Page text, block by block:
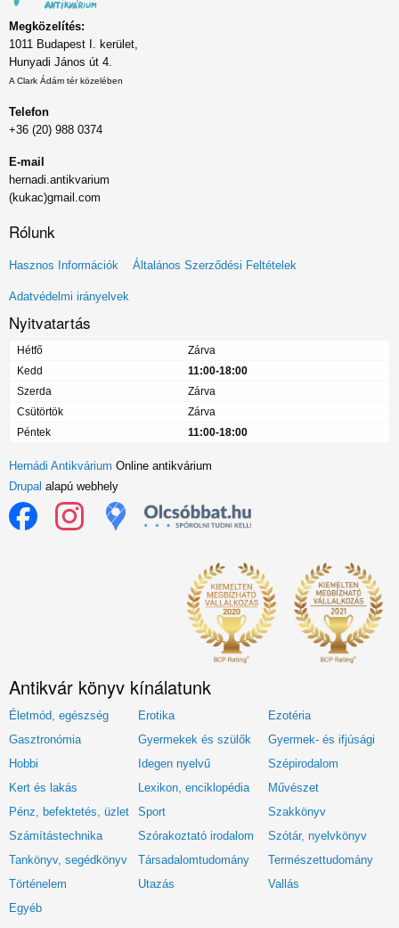
Megközelítés:
1011 Budapest I. kerület,
Hunyadi János út 4.
A Clark Ádám tér közelében
Telefon
+36 (20) 988 0374
E-mail
hernadi.antikvarium
(kukac)gmail.com
Rólunk
Lábléc
menü
Hasznos Információk Általános Szerződési Feltételek
Adatvédelmi irányelvek
Nyitvatartás
Hétfő
Zárva
Kedd
11:00-18:00
Szerda
Zárva
Csütörtök
Zárva
Péntek
11:00-18:00
Hernádi Antikvárium Online antikvárium
Drupal alapú webhely
Antikvár könyv kínálatunk
Életmód, egészség Erotika
Ezotéria
Gasztronómia
Gyermekek és szülők
Gyermek- és ifjúsági
Hobbi
Idegen nyelvű
Szépirodalom
Kert és lakás
Lexikon, enciklopédia
Művészet
Pénz, befektetés, üzlet
Sport
Szakkönyv
Számítástechnika
Szórakoztató irodalom
Szótár, nyelvkönyv
Tankönyv, segédkönyv
Társadalomtudomány
Természettudomány
Történelem
Utazás
Vallás
Egyéb